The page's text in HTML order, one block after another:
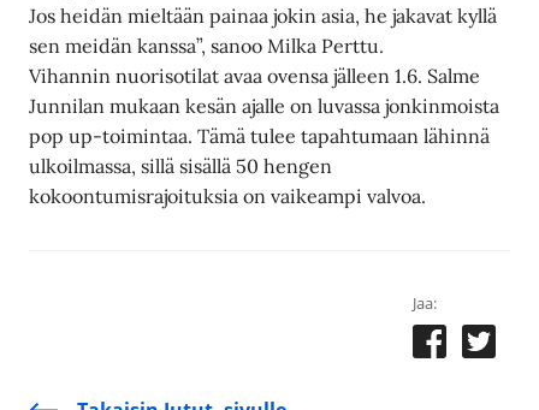
Jos heidän mieltään painaa jokin asia, he jakavat kyllä
sen meidän kanssa”, sanoo Milka Perttu.
Vihannin nuorisotilat avaa ovensa jälleen 1.6. Salme
Junnilan mukaan kesän ajalle on luvassa jonkinmoista
pop up-toimintaa. Tämä tulee tapahtumaan lähinnä
ulkoilmassa, sillä sisällä 50 hengen
kokoontumisrajoituksia on vaikeampi valvoa.
Jaa: